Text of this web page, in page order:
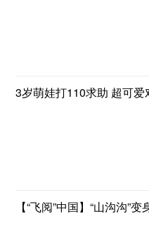
3岁萌娃打110求助 超可爱
【“飞阅”中国】“山沟沟”